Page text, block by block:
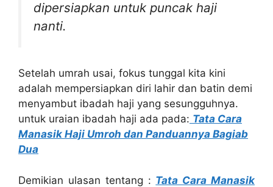
dipersiapkan untuk puncak haji
nanti.
Setelah umrah usai, fokus tunggal kita kini
adalah mempersiapkan diri lahir dan batin demi
menyambut ibadah haji yang sesungguhnya.
untuk uraian ibadah haji ada pada: Tata Cara
Manasik Haji Umroh dan Panduannya Bagiab
Dua
Demikian ulasan tentang : Tata Cara Manasik